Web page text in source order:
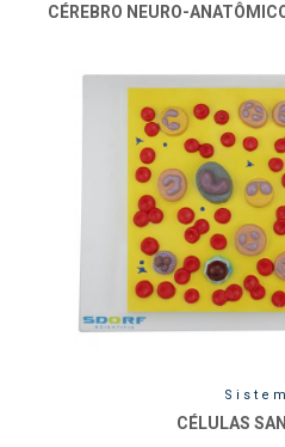
CÉREBRO NEURO-
CÉLULAS